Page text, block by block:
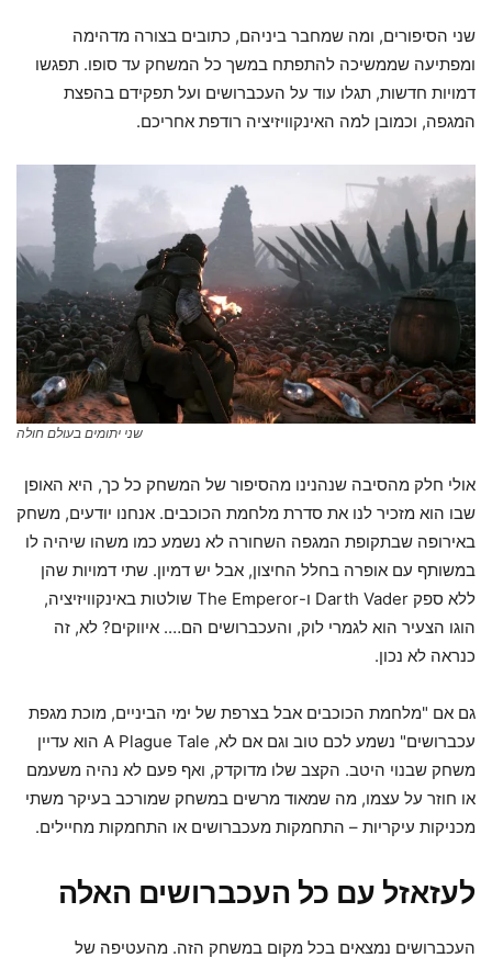
שני הסיפורים, ומה שמחבר ביניהם, כתובים בצורה מדהימה
ומפתיעה שממשיכה להתפתח במשך כל המשחק עד סופו. תפגשו
דמויות חדשות, תגלו עוד על העכברושים ועל תפקידם בהפצת
המגפה, וכמובן למה האינקוויזיציה רודפת אחריכם.
שני יתומים בעולם חולה
אולי חלק מהסיבה שנהנינו מהסיפור של המשחק כל כך, היא האופן
שבו הוא מזכיר לנו את סדרת מלחמת הכוכבים. אנחנו יודעים, משחק
באירופה שבתקופת המגפה השחורה לא נשמע כמו משהו שיהיה לו
במשותף עם אופרה בחלל החיצון, אבל יש דמיון. שתי דמויות שהן
ללא ספק Darth Vader ו-The Emperor שולטות באינקוויזיציה,
הוגו הצעיר הוא לגמרי לוק, והעכברושים הם…. איווקים? לא, זה
כנראה לא נכון.
גם אם "מלחמת הכוכבים אבל בצרפת של ימי הביניים, מוכת מגפת
עכברושים" נשמע לכם טוב וגם אם לא, A Plague Tale הוא עדיין
משחק שבנוי היטב. הקצב שלו מדוקדק, ואף פעם לא נהיה משעמם
או חוזר על עצמו, מה שמאוד מרשים במשחק שמורכב בעיקר משתי
מכניקות עיקריות – התחמקות מעכברושים או התחמקות מחיילים.
לעזאזל עם כל העכברושים האלה
העכברושים נמצאים בכל מקום במשחק הזה. מהעטיפה של